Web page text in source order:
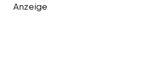
Anzeige